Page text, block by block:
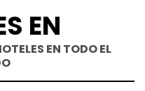
EN
EN TODO EL